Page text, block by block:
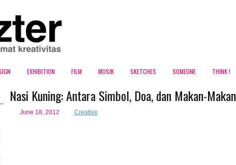
EXHIBITION FILM MUSIK SKETCHES SOMEONE THINK !
Nasi Kuning: Antara Simbol, Doa, dan Makan-Makan
June 18, 2012 Creative